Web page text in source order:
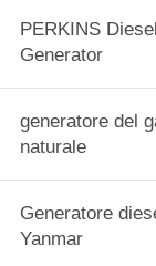
PERKINS Diesel
Generator
generatore del
naturale
Generatore
Yanmar